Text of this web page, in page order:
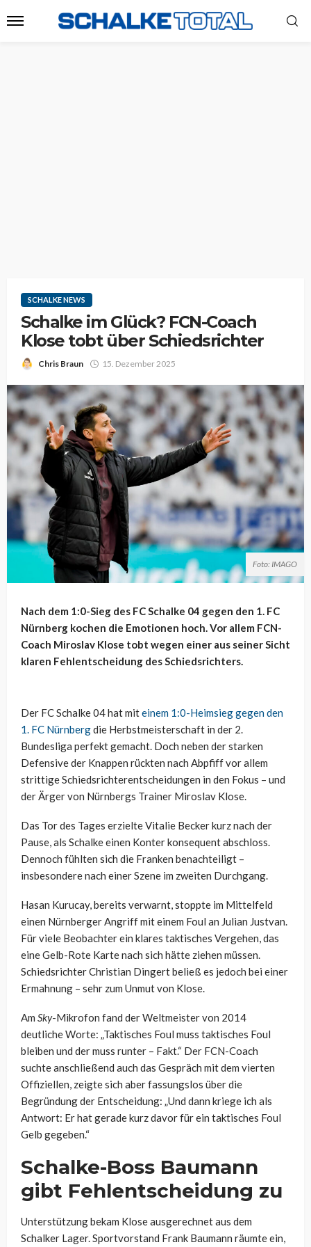
SCHALKE NEWS
Schalke im Glück? FCN-Coach
Klose tobt über Schiedsrichter
Chris Braun 15. Dezember 2025
Foto: IMAGO
Nach dem 1:0-Sieg des FC Schalke 04 gegen den 1. FC
Nürnberg kochen die Emotionen hoch. Vor allem FCN-
Coach Miroslav Klose tobt wegen einer aus seiner Sicht
klaren Fehlentscheidung des Schiedsrichters.
Der FC Schalke 04 hat miteinem 1:0-Heimsieg gegen den
1. FC Nürnbergdie Herbstmeisterschaft in der 2.
Bundesliga perfekt gemacht. Doch neben der starken
Defensive der Knappen rückten nach Abpfiff vor allem
strittige Schiedsrichterentscheidungen in den Fokus – und
der Ärger von Nürnbergs Trainer Miroslav Klose.
Das Tor des Tages erzielte Vitalie Becker kurz nach der
Pause, als Schalke einen Konter konsequent abschloss.
Dennoch fühlten sich die Franken benachteiligt –
insbesondere nach einer Szene im zweiten Durchgang.
Hasan Kurucay, bereits verwarnt, stoppte im Mittelfeld
einen Nürnberger Angriff mit einem Foul an Julian Justvan.
Für viele Beobachter ein klares taktisches Vergehen, das
eine Gelb-Rote Karte nach sich hätte ziehen müssen.
Schiedsrichter Christian Dingert beließ es jedoch bei einer
Ermahnung – sehr zum Unmut von Klose.
Am Sky-Mikrofon fand der Weltmeister von 2014
deutliche Worte: „Taktisches Foul muss taktisches Foul
bleiben und der muss runter – Fakt.“ Der FCN-Coach
suchte anschließend auch das Gespräch mit dem vierten
Offiziellen, zeigte sich aber fassungslos über die
Begründung der Entscheidung: „Und dann kriege ich als
Antwort: Er hat gerade kurz davor für ein taktisches Foul
Gelb gegeben.“
Schalke-Boss Baumann
gibt Fehlentscheidung zu
Unterstützung bekam Klose ausgerechnet aus dem
Schalker Lager. Sportvorstand Frank Baumann räumte ein,